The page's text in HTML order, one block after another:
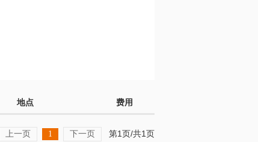
地点 费用
上一页 1 下一页 第1页/共1页